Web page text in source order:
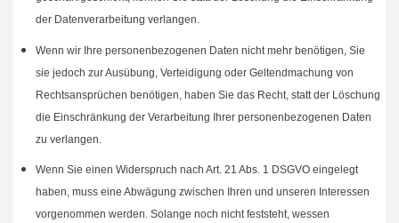
der Datenverarbeitung verlangen.
Wenn wir Ihre personenbezogenen Daten nicht mehr benötigen, Sie
sie jedoch zur Ausübung, Verteidigung oder Geltendmachung von
Rechtsansprüchen benötigen, haben Sie das Recht, statt der Löschung
die Einschränkung der Verarbeitung Ihrer personenbezogenen Daten
zu verlangen.
Wenn Sie einen Widerspruch nach Art. 21 Abs. 1 DSGVO eingelegt
haben, muss eine Abwägung zwischen Ihren und unseren Interessen
vorgenommen werden. Solange noch nicht feststeht, wessen